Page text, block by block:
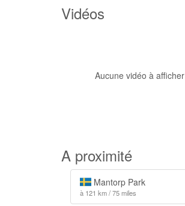
Vidéos
Aucune vidéo à afficher
A proximité
Mantorp Park
à 121 km / 75 miles